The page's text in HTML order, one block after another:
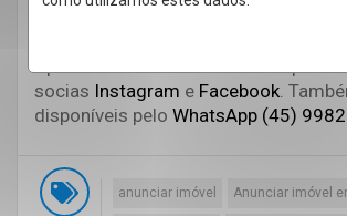
que for preciso, além de sermos
como uma das principais imobiliárias
Aproveite e continue nos
socias Instagram e Facebook
disponíveis pelo WhatsApp (45)
anunciar imóvel Anunciar imóvel